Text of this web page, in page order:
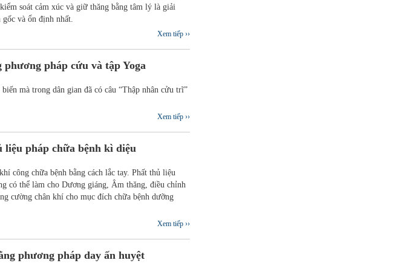
soát cảm xúc và giữ thăng bằng tâm lý là giải
và ổn định nhất.
Xem tiếp ››
pháp cứu và tập Yoga
mà trong dân gian đã có câu “Thập nhân cửu trĩ”
Xem tiếp ››
pháp chữa bệnh kì diệu
công chữa bệnh bằng cách lắc tay. Phất thủ liệu
có thể làm cho Dương giáng, Âm thăng, điều chỉnh
cường chân khí cho mục đích chữa bệnh dưỡng
Xem tiếp ››
phương pháp day ấn huyệt